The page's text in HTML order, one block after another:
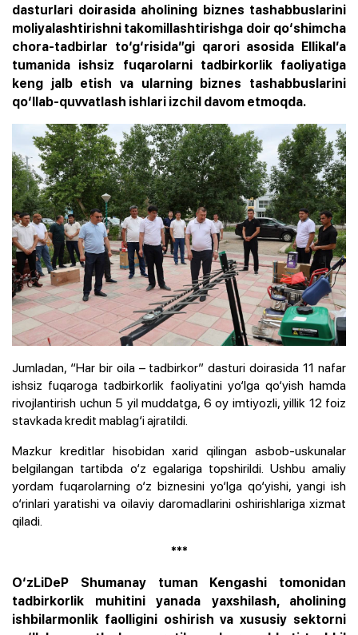
dasturlari doirasida aholining biznes tashabbuslarini
moliyalashtirishni takomillashtirishga doir qo‘shimcha
chora-tadbirlar to‘g‘risida”gi qarori asosida Ellikal’a
tumanida ishsiz fuqarolarni tadbirkorlik faoliyatiga
keng jalb etish va ularning biznes tashabbuslarini
qo‘llab-quvvatlash ishlari izchil davom etmoqda.
Jumladan, “Har bir oila – tadbirkor” dasturi doirasida 11 nafar
ishsiz fuqaroga tadbirkorlik faoliyatini yo‘lga qo‘yish hamda
rivojlantirish uchun 5 yil muddatga, 6 oy imtiyozli, yillik 12 foiz
stavkada kredit mablag‘i ajratildi.
Mazkur kreditlar hisobidan xarid qilingan asbob-uskunalar
belgilangan tartibda o‘z egalariga topshirildi. Ushbu amaliy
yordam fuqarolarning o‘z biznesini yo‘lga qo‘yishi, yangi ish
o‘rinlari yaratishi va oilaviy daromadlarini oshirishlariga xizmat
qiladi.
***
O‘zLiDeP Shumanay tuman Kengashi tomonidan
tadbirkorlik muhitini yanada yaxshilash, aholining
ishbilarmonlik faolligini oshirish va xususiy sektorni